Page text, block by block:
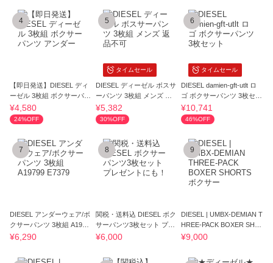
4
【即日発送】DIESEL ディ
ーゼル 3枚組 ボクサーパン
ツ アンダー
¥4,580
24%OFF
タイムセール
5
DIESEL ディーゼル ボスサ
ーパンツ 3枚組 メンズ 返
品不可
¥5,382
30%OFF
タイムセール
6
DIESEL damien-gft-utlt ロ
ゴ ボクサーパンツ 3枚セッ
ト
¥10,741
46%OFF
7
DIESEL アンダーウェア/ボ
クサーパンツ 3枚組 A1979
9 E7379
¥6,290
8
関税・送料込 DIESEL ボク
サーパンツ3枚セット プレ
ゼントにも！
¥6,000
9
DIESEL | UMBX-DEMIAN T
HREE-PACK BOXER SHO
RTS ボクサー
¥9,000